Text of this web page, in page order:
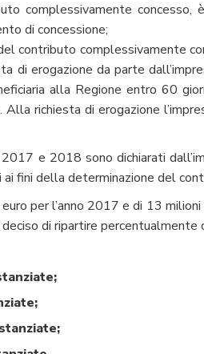
complessivamente concesso,
di concessione;
contributo complessivamente
erogazione da parte
alla Regione entro 60
richiesta di erogazione
e 2018 sono dichiarati
fini della determinazione del
per l’anno 2017 e di 13
di ripartire percentualmente